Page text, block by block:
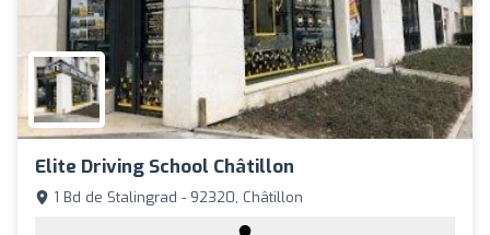
Elite Driving School Châtillon
1 Bd de Stalingrad - 92320, Châtillon